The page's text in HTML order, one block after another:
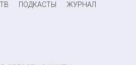
ПОДКАСТЫ ЖУРНАЛ